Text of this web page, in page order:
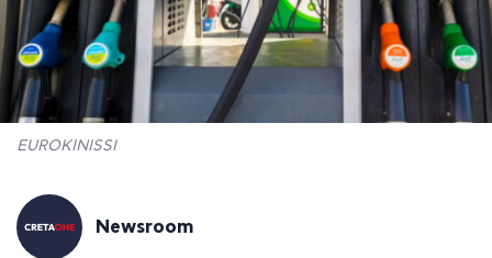
EUROKINISSI
Newsroom